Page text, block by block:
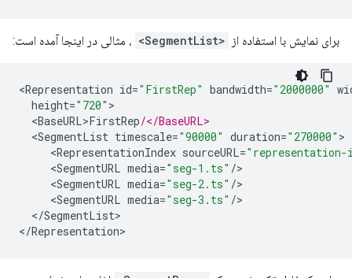
برای نمایش با استفاده از <SegmentList> ، مثالی در اینجا آمده است:
<Representation id="FirstRep" bandwidth="2000000"
height="720"
<BaseURL>FirstRep/</BaseURL>
<SegmentList timescale="90000" duration="270000"
<RepresentationIndex sourceURL=
<SegmentURL media="seg-1.ts" /
<SegmentURL media="seg-2.ts" /
<SegmentURL media="seg-3.ts" /
</SegmentList>
</Representation